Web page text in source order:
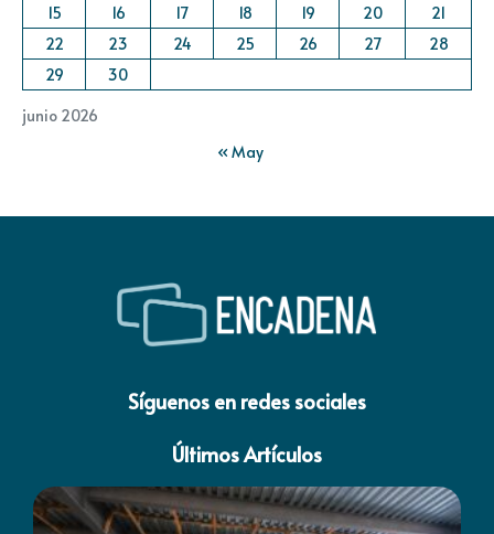
junio 2026
15
16 17 18 19 20
21
22
23 24 25 26 27
28
29
30
« May
Síguenos en redes sociales
Últimos Artículos